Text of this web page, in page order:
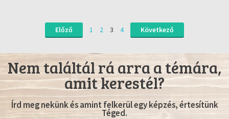
Előző 1 2 3 4 Következő
Nem találtál rá arra a témára,
amit kerestél?
Írd meg nekünk és amint felkerül egy képzés, értesítünk
Téged.